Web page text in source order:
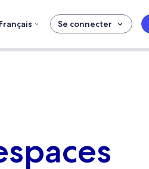
Français Se connecter